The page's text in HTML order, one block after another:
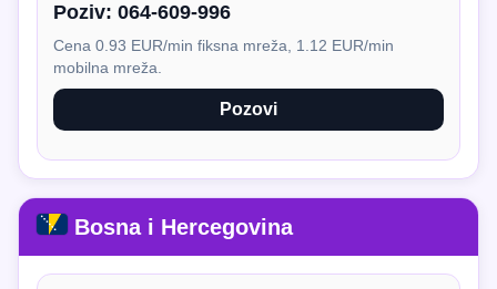
Poziv: 064-609-996
Cena 0.93 EUR/min fiksna mreža, 1.12 EUR/min
mobilna mreža.
Pozovi
Bosna i Hercegovina